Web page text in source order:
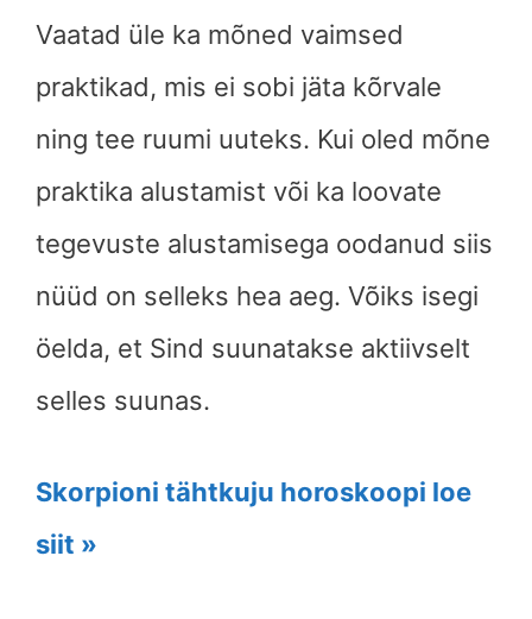
Vaatad üle ka mõned vaimsed
praktikad, mis ei sobi jäta kõrvale
ning tee ruumi uuteks. Kui oled mõne
praktika alustamist või ka loovate
tegevuste alustamisega oodanud siis
nüüd on selleks hea aeg. Võiks isegi
öelda, et Sind suunatakse aktiivselt
selles suunas.
Skorpioni tähtkuju horoskoopi loe
siit »